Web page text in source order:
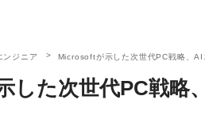
ンジニア Microsoftが示した次世代PC戦略、AI
した次世代PC戦略